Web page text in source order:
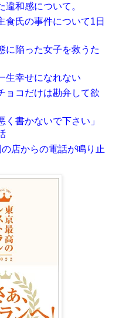
違和感について。
食氏の事件について1日
に陥った女子を救うた
生幸せになれない
ョコだけは勘弁して欲
く書かないで下さい」
店からの電話が鳴り止